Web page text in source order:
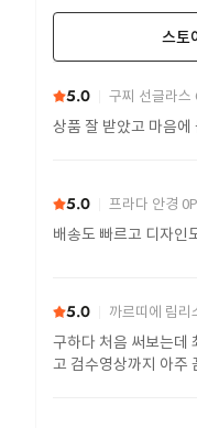
스토
5.0 구찌 선글라스
상품 잘 받았고 마음에
5.0 프라다 안경
배송도 빠르고 디자인
5.0 까르띠에 림리
구하다 처음 써보는데
고 검수영상까지 아주